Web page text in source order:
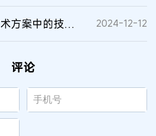
如何划分专利技术方案中的技术特征 2024-12-12
评论